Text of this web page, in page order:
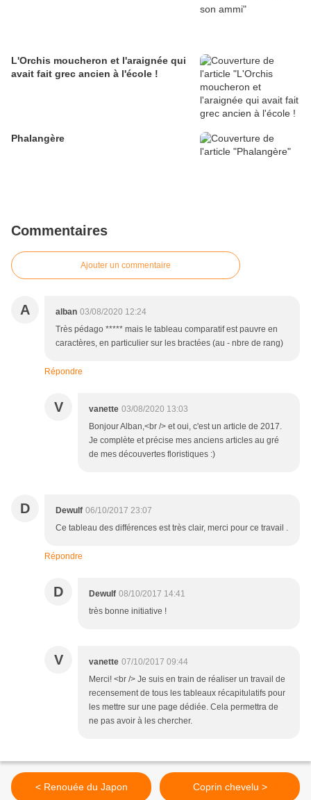
L'Orchis moucheron et l'araignée qui
avait fait grec ancien à l'école !
Phalangère
Commentaires
Ajouter un commentaire
A alban 03/08/2020 12:24
Très pédago ***** mais le tableau comparatif est pauvre en
caractères, en particulier sur les bractées (au - nbre de rang)
Répondre
V vanette 03/08/2020 13:03
Bonjour Alban,<br /> et oui, c'est un article de 2017.
Je complète et précise mes anciens articles au gré
de mes découvertes floristiques :)
D Dewulf 06/10/2017 23:07
Ce tableau des différences est très clair, merci pour ce travail .
Répondre
D Dewulf 08/10/2017 14:41
très bonne initiative !
V vanette 07/10/2017 09:44
Merci! <br /> Je suis en train de réaliser un travail de
recensement de tous les tableaux récapitulatifs pour
les mettre sur une page dédiée. Cela permettra de
ne pas avoir à les chercher.
< Renouée du Japon Coprin chevelu >